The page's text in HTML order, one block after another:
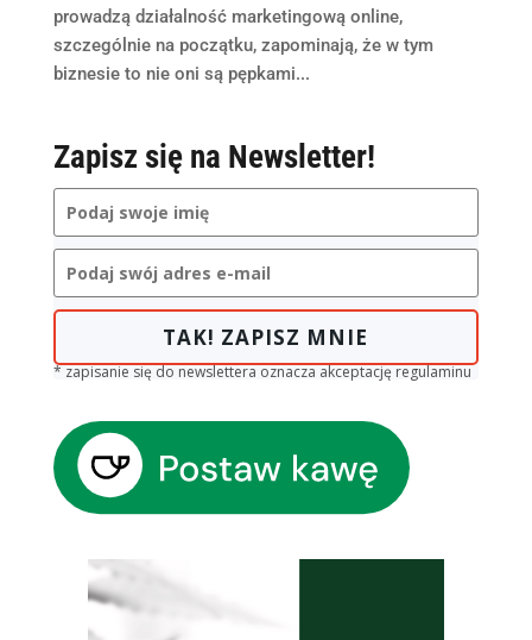
prowadzą działalność marketingową online,
szczególnie na początku, zapominają, że w tym
biznesie to nie oni są pępkami...
Zapisz się na Newsletter!
TAK! ZAPISZ MNIE
* zapisanie się do newslettera oznacza akceptację regulaminu